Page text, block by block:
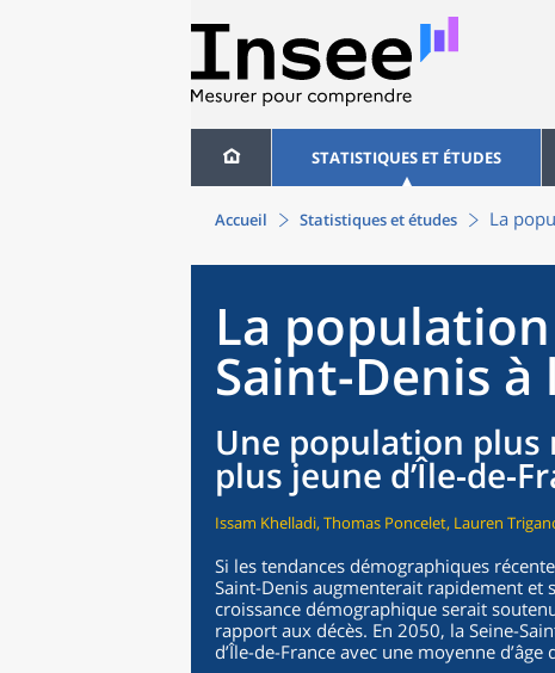
STATISTIQUES ET ÉTUDES
Accueil Statistiques et études La
La
Saint-Denis à
Une population
plus jeune d’Île-de-
Issam Khelladi, Thomas Poncelet, Lauren
Si les tendances démographiques
Saint-Denis augmenterait rapidement
croissance démographique serait
rapport aux décès. En 2050, la Seine-
d’Île-de-France avec une moyenne d’âge